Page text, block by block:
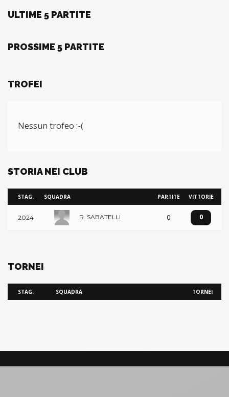
ULTIME 5 PARTITE
PROSSIME 5 PARTITE
TROFEI
Nessun trofeo :-(
STORIA NEI CLUB
STAG. SQUADRA PARTITE VITTORIE
2024 R. SABATELLI 0 0
TORNEI
STAG. SQUADRA TORNEI